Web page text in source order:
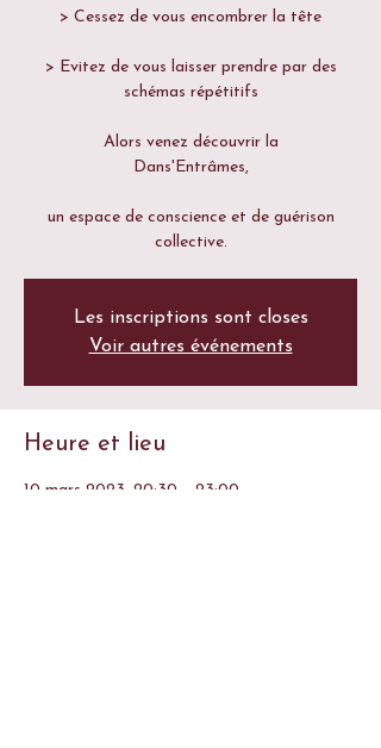
> Cessez de vous encombrer la tête
> Evitez de vous laisser prendre par des
schémas répétitifs
Alors venez découvrir la
Dans'Entrâmes,
un espace de conscience et de guérison
collective.
Les inscriptions sont closes
Voir autres événements
Heure et lieu
10 mars 2023, 20:30 – 23:00